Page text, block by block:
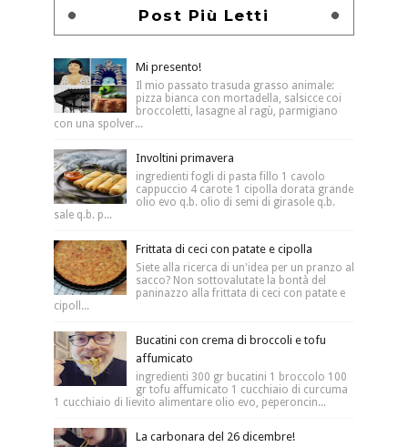
Post Più Letti
Mi presento!
Il mio passato trasuda grasso animale:
pizza bianca con mortadella, salsicce coi
broccoletti, lasagne al ragù, parmigiano
con una spolver...
Involtini primavera
ingredienti fogli di pasta fillo 1 cavolo
cappuccio 4 carote 1 cipolla dorata grande
olio evo q.b. olio di semi di girasole q.b.
sale q.b. p...
Frittata di ceci con patate e cipolla
Siete alla ricerca di un'idea per un pranzo al
sacco? Non sottovalutate la bontà del
paninazzo alla frittata di ceci con patate e
cipoll...
Bucatini con crema di broccoli e tofu
affumicato
ingredienti 300 gr bucatini 1 broccolo 100
gr tofu affumicato 1 cucchiaio di curcuma
1 cucchiaio di lievito alimentare olio evo, peperoncin...
La carbonara del 26 dicembre!